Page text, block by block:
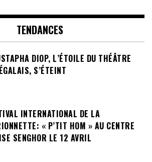
TENDANCES
DIOP, L’ÉTOILE DU THÉÂTRE
S’ÉTEINT
INTERNATIONAL DE LA
« P’TIT HOM » AU CENTRE
SENGHOR LE 12 AVRIL